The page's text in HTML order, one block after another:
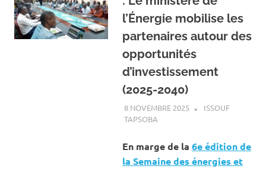
l’Énergie mobilise les
partenaires autour des
opportunités
d’investissement
(2025-2040)
8 NOVEMBRE 2025
ISSOUF
TAPSOBA
En marge de la 6e édition de
la Semaine des énergies et